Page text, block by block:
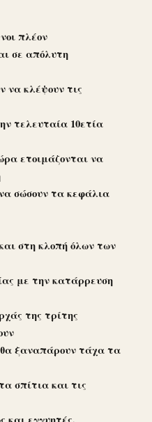
πλέον
σε απόλυτη
να κλέψουν τις
τελευταία 10ετία
ετοιμάζονται να
σώσουν τα κεφάλια
στη κλοπή όλων των
με την κατάρρευση
της τρίτης
θα ξαναπάρουν τάχα τα
σπίτια και τις